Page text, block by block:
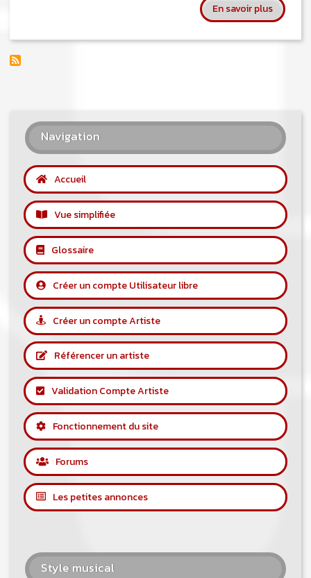
En savoir plussur Le
Navigation
Accueil
Vue simplifiée
Glossaire
Créer un compte Utilisateur libre
Créer un compte Artiste
Référencer un artiste
Validation Compte Artiste
Fonctionnement du site
Forums
Les petites annonces
Style musical